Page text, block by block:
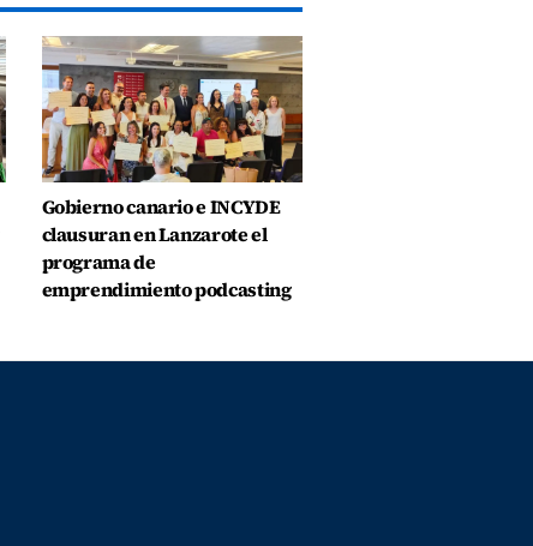
Gobierno canario e INCYDE
clausuran en Lanzarote el
programa de
emprendimiento podcasting